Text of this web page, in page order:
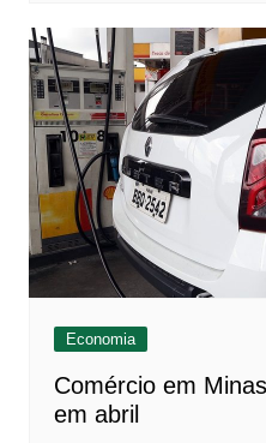
Economia
Comércio em
em abril